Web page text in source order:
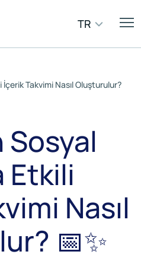
TR
Takvimi Nasıl Oluşturulur?
Etkili
Nasıl
📅✨